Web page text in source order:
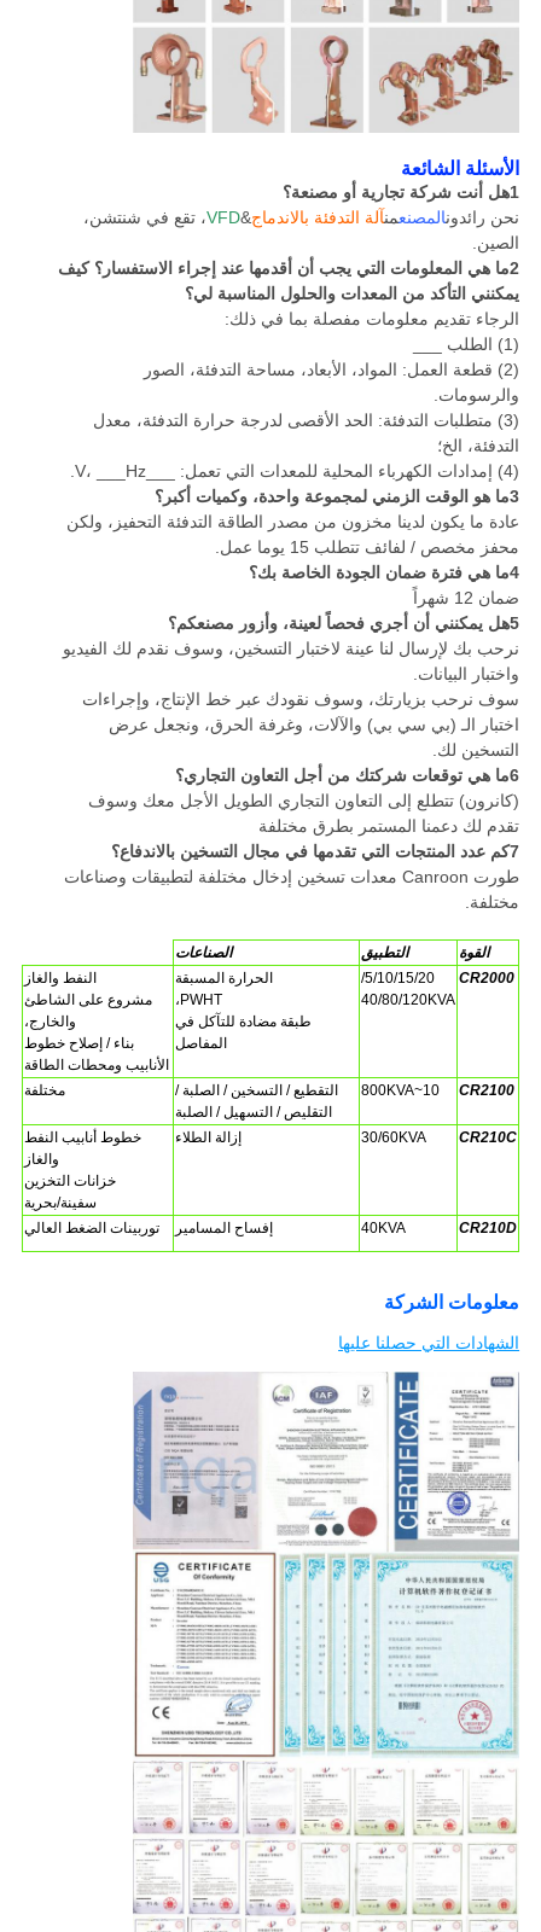
الأسئلة الشائعة
1هل أنت شركة تجارية أو مصنعة؟
نحن رائدونالمصنعمنآلة التدفئة بالاندماج&
VFD، تقع في شنتشن،
الصين.
2ما هي المعلومات التي يجب أن أقدمها عند إجراء الاستفسار؟ كيف
يمكنني التأكد من المعدات والحلول المناسبة لي؟
الرجاء تقديم معلومات مفصلة بما في ذلك:
(1) الطلب ___
(2) قطعة العمل: المواد، الأبعاد، مساحة التدفئة، الصور
والرسومات.
(3) متطلبات التدفئة: الحد الأقصى لدرجة حرارة التدفئة، معدل
التدفئة، الخ؛
(4) إمدادات الكهرباء المحلية للمعدات التي تعمل: ___V، ___Hz.
3ما هو الوقت الزمني لمجموعة واحدة، وكميات أكبر؟
عادة ما يكون لدينا مخزون من مصدر الطاقة التدفئة التحفيز، ولكن
محفز مخصص / لفائف تتطلب 15 يوما عمل.
4ما هي فترة ضمان الجودة الخاصة بك؟
ضمان 12 شهراً
5هل يمكنني أن أجري فحصاً لعينة، وأزور مصنعكم؟
نرحب بك لإرسال لنا عينة لاختبار التسخين، وسوف نقدم لك الفيديو
واختبار البيانات.
سوف نرحب بزيارتك، وسوف نقودك عبر خط الإنتاج، وإجراءات
اختبار الـ (بي سي بي) والآلات، وغرفة الحرق، ونجعل عرض
التسخين لك.
6ما هي توقعات شركتك من أجل التعاون التجاري؟
(كانرون) تتطلع إلى التعاون التجاري الطويل الأجل معك وسوف
تقدم لك دعمنا المستمر بطرق مختلفة
7كم عدد المنتجات التي تقدمها في مجال التسخين بالاندفاع؟
طورت Canroon معدات تسخين إدخال مختلفة لتطبيقات وصناعات
مختلفة.
القوة التطبيق
الصناعات
CR2000
5/10/15/20/
40/80/120KVA
الحرارة المسبقة
PWHT،
طبقة مضادة للتآكل في
المفاصل
النفط والغاز
مشروع على الشاطئ
والخارج،
بناء / إصلاح خطوط
الأنابيب ومحطات الطاقة
CR2100
10~800KVA
التقطيع / التسخين / الصلبة /
التقليص / التسهيل / الصلبة
مختلفة
CR210C
30/60KVA إزالة الطلاء
خطوط أنابيب النفط
والغاز
خزانات التخزين
سفينة/بحرية
CR210D
40KVA إفساح المسامير توربينات الضغط العالي
معلومات الشركة
الشهادات التي حصلنا عليها